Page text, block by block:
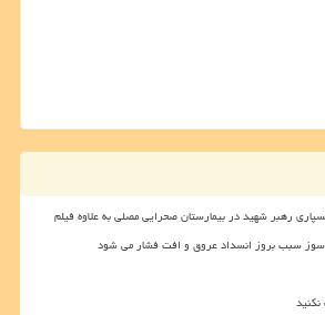
سبب بروز انسداد عروق و افت فشار می شود